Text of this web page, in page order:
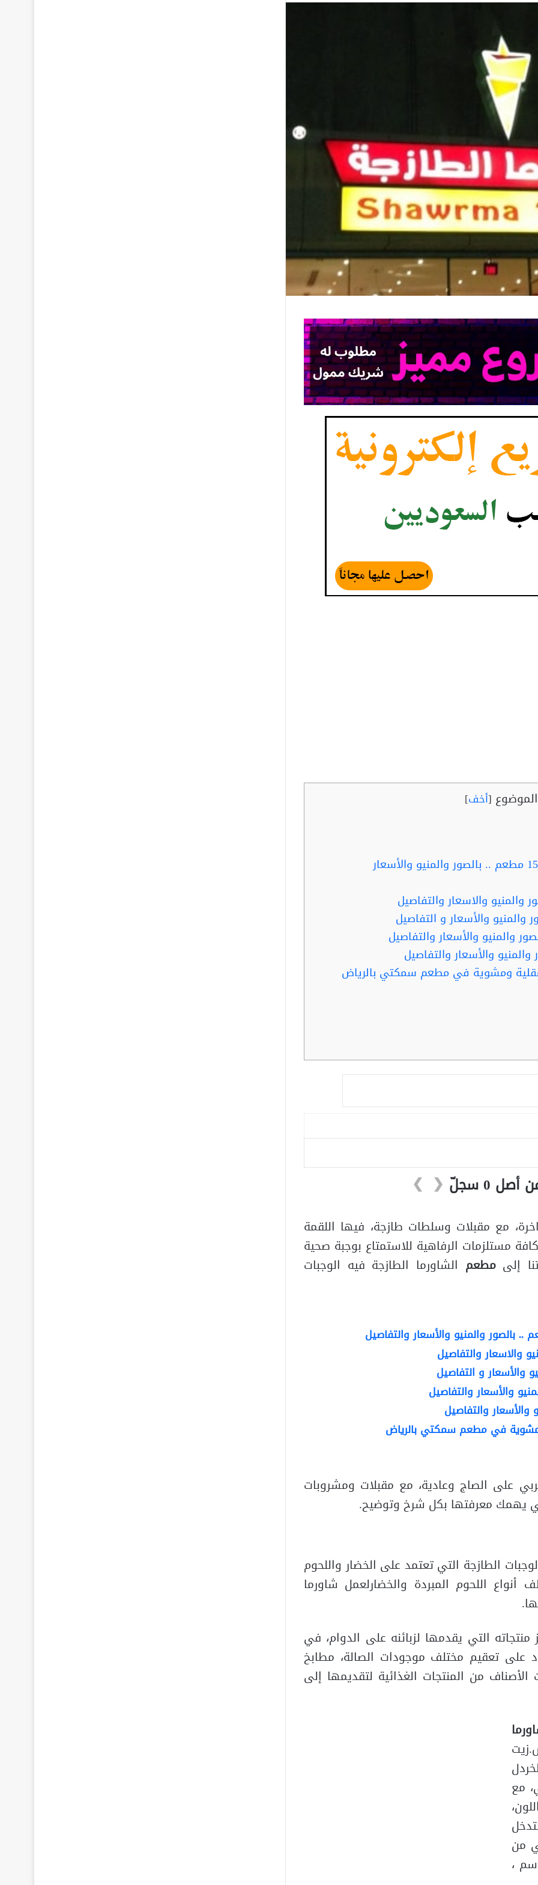
[أخف]
مطاعم أمريكية في الرياض .. أكثر من 15 مطعم .. بالصور والمنيو والأسعار
ومشوية في مطعم سمكتي بالرياض
❮
❯
مع مقبلات وسلطات طازجة، فيها اللقمة
مستلزمات الرفاهية للاستمتاع بوجبة صحية
إلىمطعم الشاورما الطازجة فيه الوجبات
في مطعم سمكتي بالرياض
على الصاج وعادية، مع مقبلات ومشروبات
يهمك معرفتها بكل شرخ وتوضيح.
الطازجة التي تعتمد على الخضار واللحوم
أنواع اللحوم المبردة والخضارلعمل شاورما
التي يقدمها لزبائنه على الدوام، في
على تعقيم مختلف موجودات الصالة، مطابخ
من المنتجات الغذائية لتقديمها إلى
مع
من
،